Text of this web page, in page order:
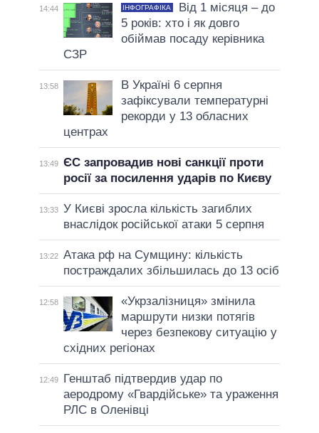
14:44 ІНФОГРАФІКА
Від 1 місяця – до
5 років: хто і як довго
обіймав посаду керівника
СЗР
13:58
В Україні 6 серпня
зафіксували температурні
рекорди у 13 обласних
центрах
13:49 ЄС запровадив нові санкції проти
росії за посилення ударів по Києву
13:33 У Києві зросла кількість загиблих
внаслідок російської атаки 5 серпня
13:22 Атака рф на Сумщину: кількість
постраждалих збільшилась до 13 осіб
12:58
«Укрзалізниця» змінила
маршрути низки потягів
через безпекову ситуацію у
східних регіонах
12:49
Генштаб підтвердив удар по
аеродрому «Гвардійське» та ураження
РЛС в Оленівці